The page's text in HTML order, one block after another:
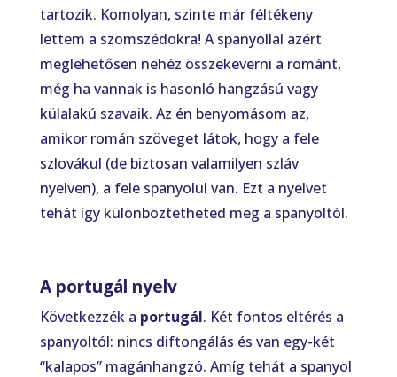
tartozik. Komolyan, szinte már féltékeny
lettem a szomszédokra! A spanyollal azért
meglehetősen nehéz összekeverni a románt,
még ha vannak is hasonló hangzású vagy
külalakú szavaik. Az én benyomásom az,
amikor román szöveget látok, hogy a fele
szlovákul (de biztosan valamilyen szláv
nyelven), a fele spanyolul van. Ezt a nyelvet
tehát így különböztetheted meg a spanyoltól.
A portugál nyelv
Következzék a portugál. Két fontos eltérés a
spanyoltól: nincs diftongálás és van egy-két
“kalapos” magánhangzó. Amíg tehát a spanyol